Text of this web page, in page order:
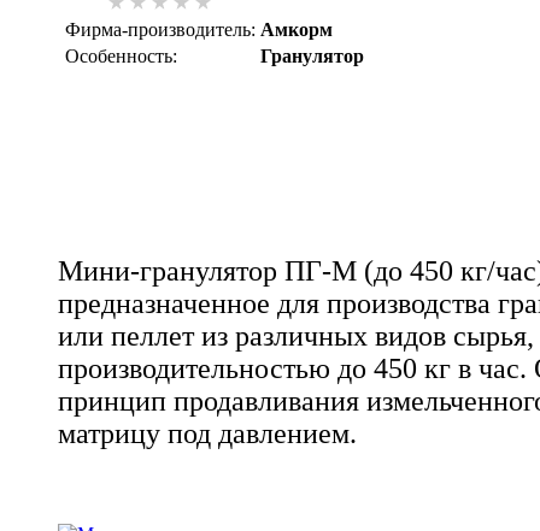
Фирма-производитель: Амкорм
Особенность:
Гранулятор
Мини-гранулятор ПГ-М (до 450 кг/
предназначенное для производства
или пеллет из различных видов сырья,
производительностью до 450 кг в час.
принцип продавливания
матрицу под давлением.